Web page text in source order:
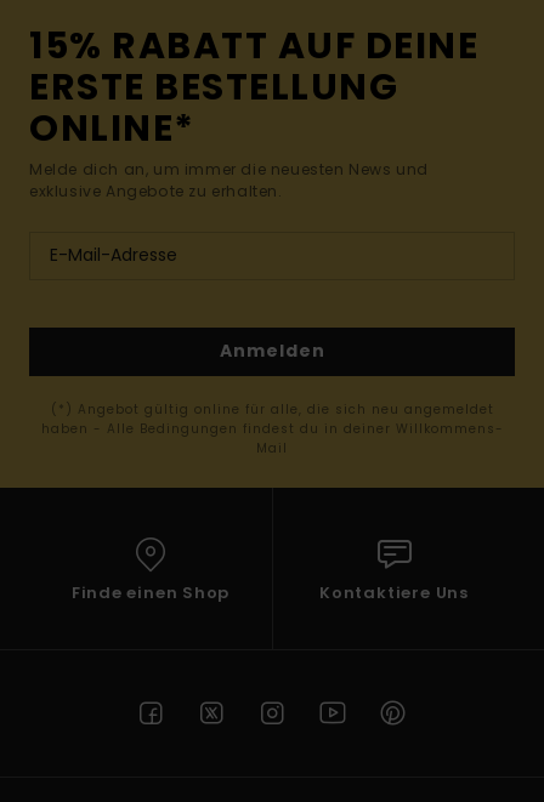
15% RABATT AUF DEINE
ERSTE BESTELLUNG
ONLINE*
Melde dich an, um immer die neuesten News und
exklusive Angebote zu erhalten.
Anmelden
(*) Angebot gültig online für alle, die sich neu angemeldet
haben - Alle Bedingungen findest du in deiner Willkommens-
Mail
Finde einen Shop Kontaktiere Uns